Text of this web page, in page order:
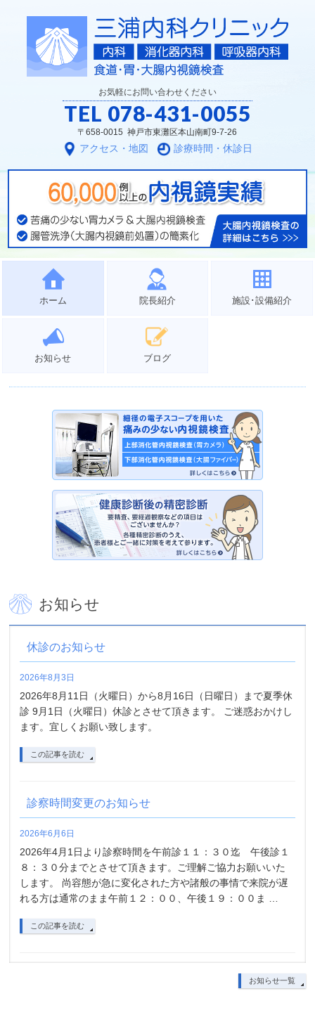
お気軽にお問い合わせください
TEL 078-431-0055
〒658-0015 神戸市東灘区本山南町9-7-26
アクセス・地図 診療時間・休診日
ホーム 院長紹介 施設･設備紹介
お知らせ ブログ
お知らせ
休診のお知らせ
2026年8月3日
2026年8月11日（火曜日）から8月16日（日曜日）まで夏季休
診 9月1日（火曜日）休診とさせて頂きます。 ご迷惑おかけし
ます。宜しくお願い致します。
この記事を読む
診察時間変更のお知らせ
2026年6月6日
2026年4月1日より診察時間を午前診１１：３０迄 午後診１
８：３０分までとさせて頂きます。ご理解ご協力お願いいた
します。 尚容態が急に変化された方や諸般の事情で来院が遅
れる方は通常のまま午前１２：００、午後１９：００ま …
この記事を読む
お知らせ一覧